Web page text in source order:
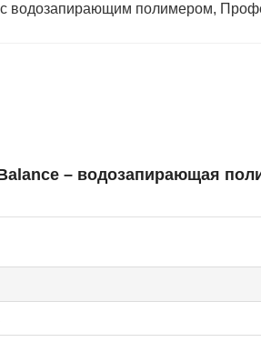
водозапирающим полимером,
– водозапирающая